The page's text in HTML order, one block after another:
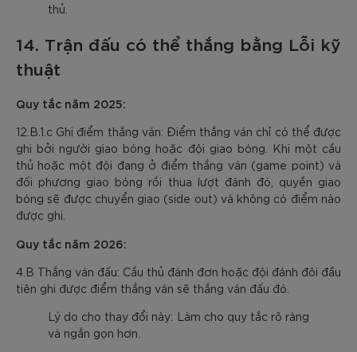
thủ.
14. Trận đấu có thể thắng bằng Lỗi kỹ
thuật
Quy tắc năm 2025:
12.B.1.c Ghi điểm thắng ván: Điểm thắng ván chỉ có thể được
ghi bởi người giao bóng hoặc đội giao bóng. Khi một cầu
thủ hoặc một đội đang ở điểm thắng ván (game point) và
đối phương giao bóng rồi thua lượt đánh đó, quyền giao
bóng sẽ được chuyển giao (side out) và không có điểm nào
được ghi.
Quy tắc năm 2026:
4.B Thắng ván đấu: Cầu thủ đánh đơn hoặc đội đánh đôi đầu
tiên ghi được điểm thắng ván sẽ thắng ván đấu đó.
Lý do cho thay đổi này: Làm cho quy tắc rõ ràng
và ngắn gọn hơn.